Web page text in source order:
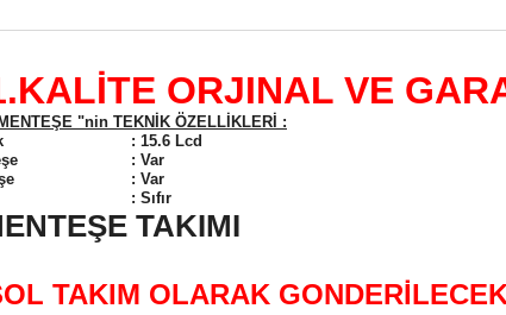
ORJINAL VE
"nin TEKNİK ÖZELLİKLERİ :
: 15.6 Lcd
: Var
: Var
: Sıfır
TAKIMI
TAKIM OLARAK